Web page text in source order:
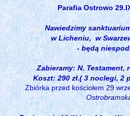
Parafia Ostrowo
Nawiedzimy
w Licheniu, w
- będą
Zabieramy: N. Testament,
Koszt: 290 zł.( 3 noclegi, 2
Zbiórka przed kościołem 29